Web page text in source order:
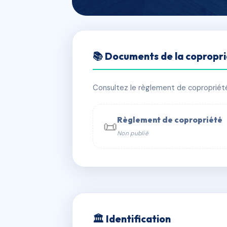
BANCO
📍 47 esp du general leclerc 80350
📞 Contacter Syndic Digital
📚 Documents de la
Consultez le règlement de
📜Règlement de copropriété
Non publié
🏛 Identification